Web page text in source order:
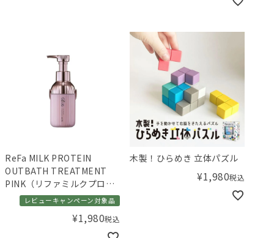
ReFa MILK PROTEIN
OUTBATH TREATMENT
PINK（リファミルクプロテ
インアウトバストリートメ
ントピンク）100 N
レビューキャンペーン対象品
¥1,980税込
木製！ひらめき 立体パズル
¥1,980税込